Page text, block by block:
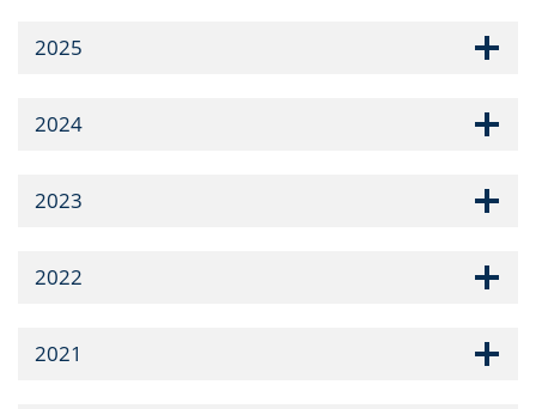
2025
2024
2023
2022
2021